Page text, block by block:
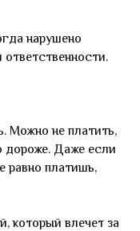
нарушено
Можно не платить,
дороже. Даже если
равно платишь,
который влечет за